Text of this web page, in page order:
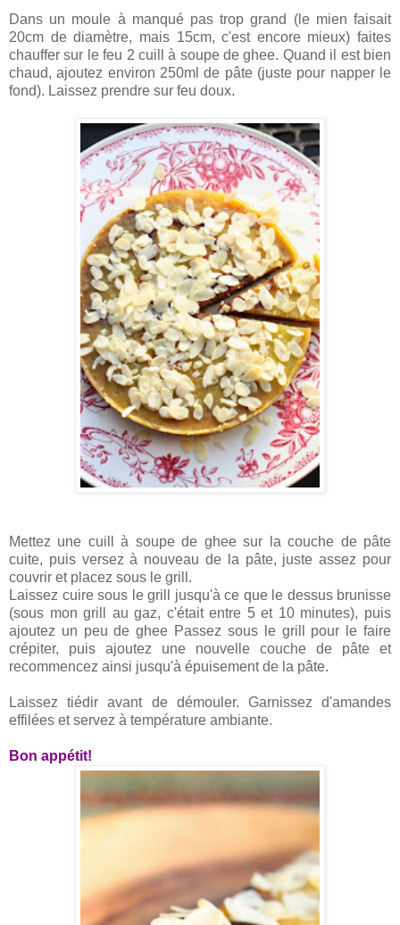
Dans un moule à manqué pas trop grand (le mien faisait
20cm de diamètre, mais 15cm, c'est encore mieux) faites
chauffer sur le feu 2 cuill à soupe de ghee. Quand il est bien
chaud, ajoutez environ 250ml de pâte (juste pour napper le
fond). Laissez prendre sur feu doux.
Mettez une cuill à soupe de ghee sur la couche de pâte
cuite, puis versez à nouveau de la pâte, juste assez pour
couvrir et placez sous le grill.
Laissez cuire sous le grill jusqu'à ce que le dessus brunisse
(sous mon grill au gaz, c'était entre 5 et 10 minutes), puis
ajoutez un peu de ghee Passez sous le grill pour le faire
crépiter, puis ajoutez une nouvelle couche de pâte et
recommencez ainsi jusqu'à épuisement de la pâte.
Laissez tiédir avant de démouler. Garnissez d'amandes
effilées et servez à température ambiante.
Bon appétit!